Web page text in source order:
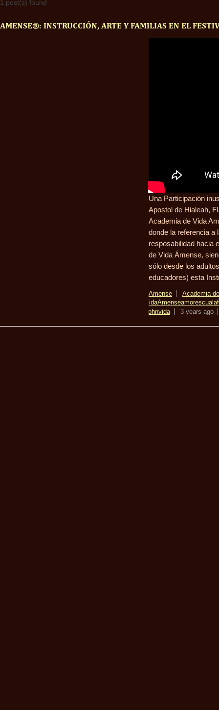
1 post(s) found
AMENSE®: INSTRUCCIÓN, ARTE Y FAMILIAS EN EL
Una Participación
Apostol de Hialeah,
Academia de Vida
donde la referencia a
resposabilidad hacia
de Vida Ámense,
sólo desde los
educadores) esta
Amense
Academia de
VidaAmenseamorescuala
Johnvida 3 years ago